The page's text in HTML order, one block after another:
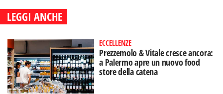
LEGGI ANCHE
ECCELLENZE
Prezzemolo & Vitale cresce ancora:
a Palermo apre un nuovo food
store della catena